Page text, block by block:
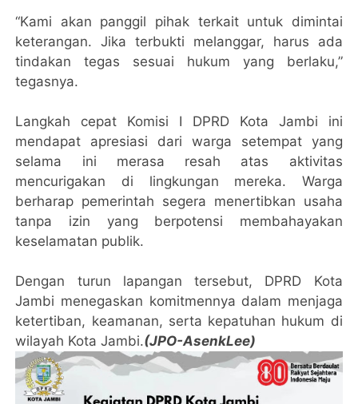
“Kami akan panggil pihak terkait untuk dimintai
keterangan. Jika terbukti melanggar, harus ada
tindakan tegas sesuai hukum yang berlaku,”
tegasnya.
Langkah cepat Komisi I DPRD Kota Jambi ini
mendapat apresiasi dari warga setempat yang
selama ini merasa resah atas aktivitas
mencurigakan di lingkungan mereka. Warga
berharap pemerintah segera menertibkan usaha
tanpa izin yang berpotensi membahayakan
keselamatan publik.
Dengan turun lapangan tersebut, DPRD Kota
Jambi menegaskan komitmennya dalam menjaga
ketertiban, keamanan, serta kepatuhan hukum di
wilayah Kota Jambi.(JPO-AsenkLee)